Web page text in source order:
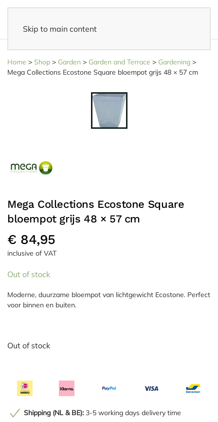
Skip to main content
Home > Shop > Garden > Garden and Terrace > Gardening >
Mega Collections Ecostone Square bloempot grijs 48 × 57 cm
Mega Collections Ecostone Square
bloempot grijs 48 × 57 cm
€ 84,95
inclusive of VAT
Out of stock
Moderne, duurzame bloempot van lichtgewicht Ecostone. Perfect
voor binnen en buiten.
Out of stock
Shipping (NL & BE): 3-5 working days delivery time